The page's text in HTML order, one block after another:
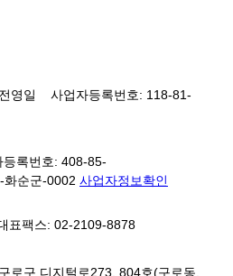
영일 사업자등록번호: 118-81-
록번호: 408-85-
화순군-0002 사업자정보확인
표팩스: 02-2109-8878
구 디지털로273, 804호(구로동,